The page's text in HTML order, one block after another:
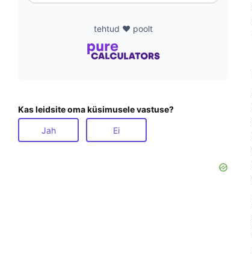
tehtud ❤️ poolt
Kas leidsite oma küsimusele vastuse?
Jah Ei